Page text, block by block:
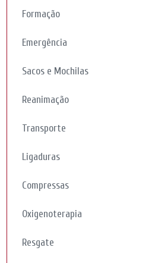
Formação
Emergência
Sacos e Mochilas
Reanimação
Transporte
Ligaduras
Compressas
Oxigenoterapia
Resgate